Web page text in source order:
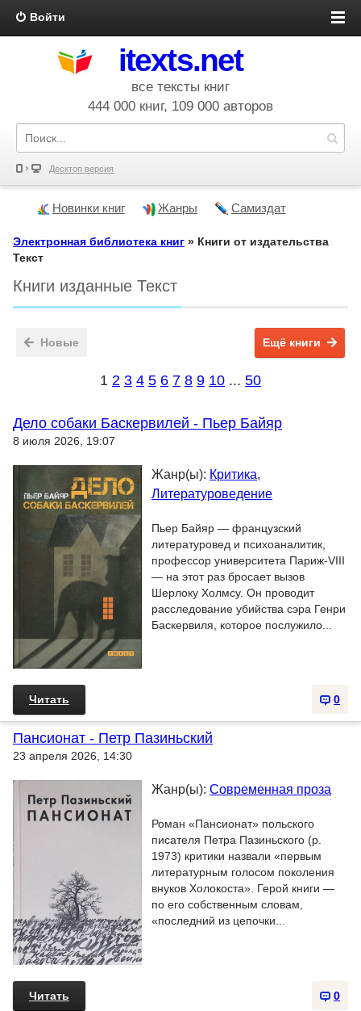
Войти
itexts.net
все тексты книг
444 000 книг, 109 000 авторов
Десктоп версия
Новинки книг Жанры Самиздат
Электронная библиотека книг » Книги от издательства
Текст
Книги изданные Текст
Новые Ещё книги
1 2 3 4 5 6 7 8 9 10 ... 50
Дело собаки Баскервилей - Пьер Байяр
8 июля 2026, 19:07
Жанр(ы): Критика,
Литературоведение
Пьер Байяр — французский
литературовед и психоаналитик,
профессор университета Париж-VIII
— на этот раз бросает вызов
Шерлоку Холмсу. Он проводит
расследование убийства сэра Генри
Баскервиля, которое послужило...
0
Читать
Пансионат - Петр Пазиньский
23 апреля 2026, 14:30
Жанр(ы): Современная проза
Роман «Пансионат» польского
писателя Петра Пазиньского (р.
1973) критики назвали «первым
литературным голосом поколения
внуков Холокоста». Герой книги —
по его собственным словам,
«последний из цепочки...
0
Читать